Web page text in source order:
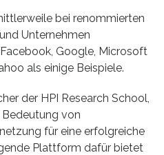
bei renommierten
Unternehmen
Google, Microsoft
als einige Beispiele.
der HPI Research School,
von
für eine erfolgreiche
Plattform dafür bietet